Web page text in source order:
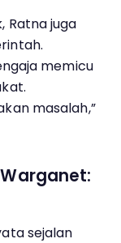
Ratna juga
memicu
masalah,”
sejalan